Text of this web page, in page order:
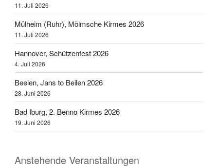
11. Juli 2026
Mülheim (Ruhr), Mölmsche Kirmes 2026
11. Juli 2026
Hannover, Schützenfest 2026
4. Juli 2026
Beelen, Jans to Beilen 2026
28. Juni 2026
Bad Iburg, 2. Benno Kirmes 2026
19. Juni 2026
Anstehende Veranstaltungen